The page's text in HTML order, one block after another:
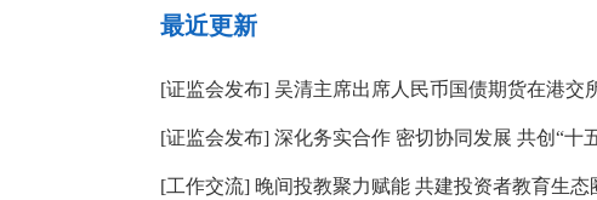
最近更新
[证监会发布] 吴清主席出席人民币国债期货在港交
[证监会发布] 深化务实合作 密切协同发展 共创“
[工作交流] 晚间投教聚力赋能 共建投资者教育生